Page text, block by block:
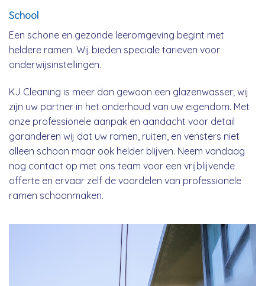
School
Een schone en gezonde leeromgeving begint met
heldere ramen. Wij bieden speciale tarieven voor
onderwijsinstellingen.
KJ Cleaning is meer dan gewoon een glazenwasser; wij
zijn uw partner in het onderhoud van uw eigendom. Met
onze professionele aanpak en aandacht voor detail
garanderen wij dat uw ramen, ruiten, en vensters niet
alleen schoon maar ook helder blijven. Neem vandaag
nog contact op met ons team voor een vrijblijvende
offerte en ervaar zelf de voordelen van professionele
ramen schoonmaken.